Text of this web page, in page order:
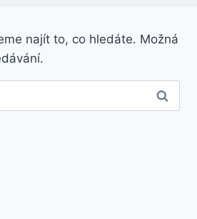
najít to, co hledáte. Možná